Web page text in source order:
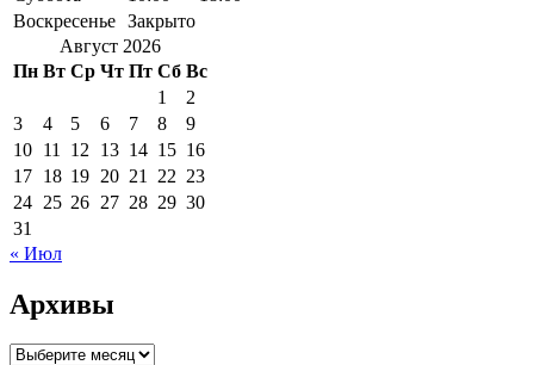
Воскресенье Закрыто
Август 2026
Пн Вт Ср Чт Пт Сб Вс
1
2
3
4 5 6 7 8
9
10 11 12 13 14 15 16
17 18 19 20 21 22 23
24 25 26 27 28 29 30
31
« Июл
Архивы
Архивы